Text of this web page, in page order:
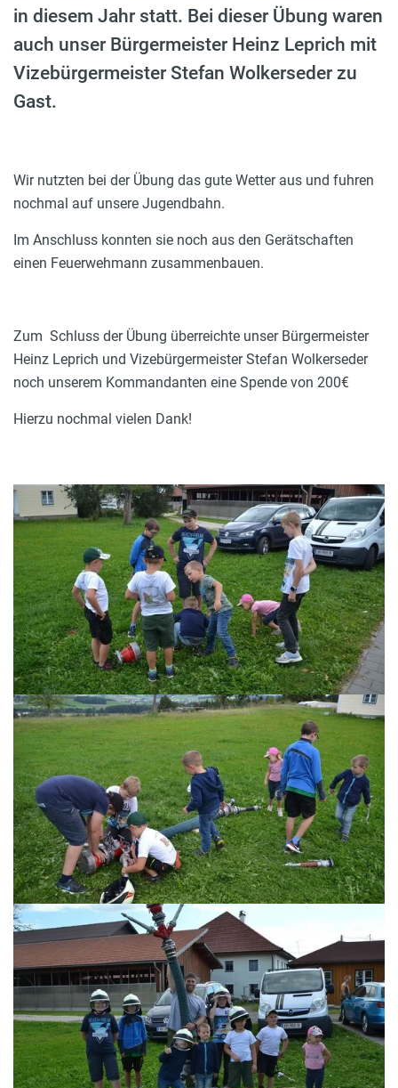
in diesem Jahr statt. Bei dieser Übung waren
auch unser Bürgermeister Heinz Leprich mit
Vizebürgermeister Stefan Wolkerseder zu
Gast.
Wir nutzten bei der Übung das gute Wetter aus und fuhren
nochmal auf unsere Jugendbahn.
Im Anschluss konnten sie noch aus den Gerätschaften
einen Feuerwehmann zusammenbauen.
Zum Schluss der Übung überreichte unser Bürgermeister
Heinz Leprich und Vizebürgermeister Stefan Wolkerseder
noch unserem Kommandanten eine Spende von 200€
Hierzu nochmal vielen Dank!